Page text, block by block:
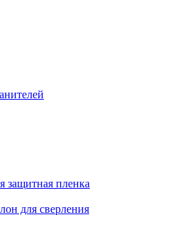
защитная пленка
для сверления